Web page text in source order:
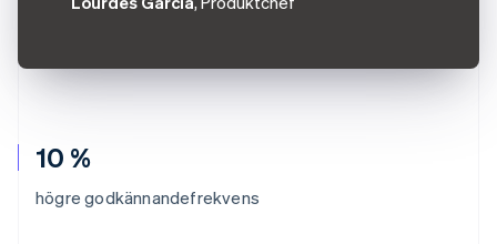
10 %
högre godkännandefrekvens